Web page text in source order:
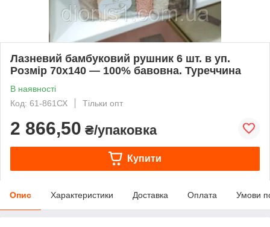
Лазневий бамбуковий рушник 6 шт. в уп.
Розмір 70х140 — 100% бавовна. Туреччина
В наявності
Код: 61-861СХ
Тільки опт
2 866,50 ₴/упаковка
Купити
Опис Характеристики Доставка Оплата Умови